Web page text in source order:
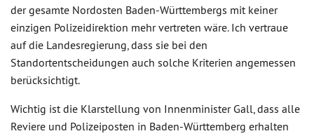
der gesamte Nordosten Baden-Württembergs mit keiner
einzigen Polizeidirektion mehr vertreten wäre. Ich vertraue
auf die Landesregierung, dass sie bei den
Standortentscheidungen auch solche Kriterien angemessen
berücksichtigt.
Wichtig ist die Klarstellung von Innenminister Gall, dass alle
Reviere und Polizeiposten in Baden-Württemberg erhalten